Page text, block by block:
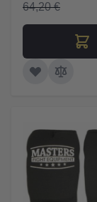
64,20 €